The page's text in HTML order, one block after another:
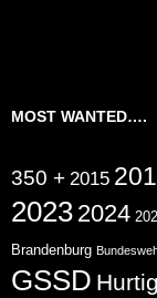
MOST WANTED….
350 + 2015
2023 2024
Brandenburg
GSSD